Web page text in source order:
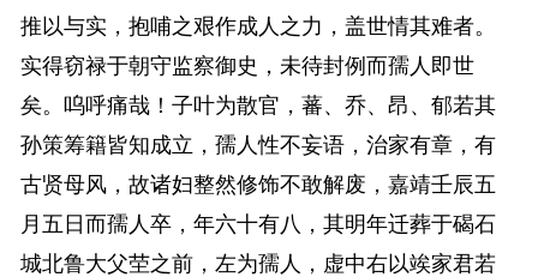
推以与实，抱哺之艰作成人之力，盖世情其难者。
实得窃禄于朝守监察御史，未待封例而孺人即世
矣。呜呼痛哉！子叶为散官，蕃、乔、昂、郁若其
孙策筹籍皆知成立，孺人性不妄语，治家有章，有
古贤母风，故诸妇整然修饰不敢解废，嘉靖壬辰五
月五日而孺人卒，年六十有八，其明年迁葬于碣石
城北鲁大父茔之前，左为孺人，虚中右以竢家君若